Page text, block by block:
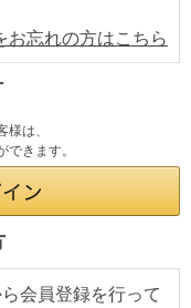
お忘れの方はこちら
は、
きます。
会員登録を行って